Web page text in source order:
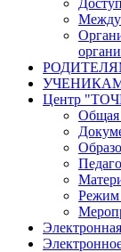
Центр
Режим